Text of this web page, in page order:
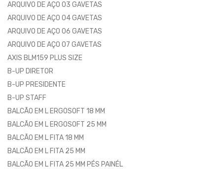
ARQUIVO DE AÇO 03 GAVETAS
ARQUIVO DE AÇO 04 GAVETAS
ARQUIVO DE AÇO 06 GAVETAS
ARQUIVO DE AÇO 07 GAVETAS
AXIS BLM159 PLUS SIZE
B-UP DIRETOR
B-UP PRESIDENTE
B-UP STAFF
BALCÃO EM L ERGOSOFT 18 MM
BALCÃO EM L ERGOSOFT 25 MM
BALCÃO EM L FITA 18 MM
BALCÃO EM L FITA 25 MM
BALCÃO EM L FITA 25 MM PÉS PAINÉL